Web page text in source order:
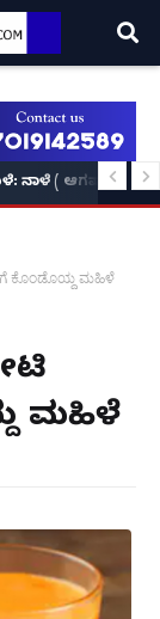
ನಾಳೆ ( ಆಗಷ್ಟ್ 8)
ಕೊಂಡೊಯ್ದ ಮಹಿಳೆ
ಮಹಿಳೆ